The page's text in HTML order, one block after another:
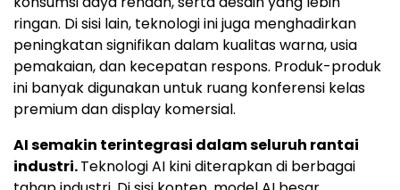
ringan. Di sisi lain, teknologi ini juga menghadirkan
peningkatan signifikan dalam kualitas warna, usia
pemakaian, dan kecepatan respons. Produk-produk
ini banyak digunakan untuk ruang konferensi kelas
premium dan display komersial.
AI semakin terintegrasi dalam seluruh rantai
industri.Teknologi AI kini diterapkan di berbagai